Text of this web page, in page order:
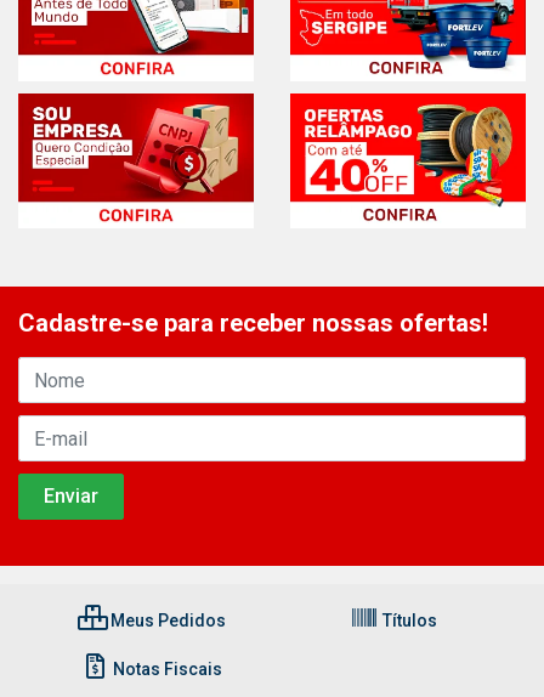
Cadastre-se para receber nossas ofertas!
Meus Pedidos Títulos
Notas Fiscais